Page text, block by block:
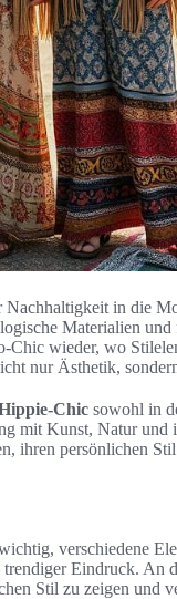
in die
Materialien und
wieder, wo
nur Ästhetik,
Chic sowohl in
mit Kunst, Natur
ihren persönlichen
verschiedene
Eindruck. An
Stil zu zeigen und